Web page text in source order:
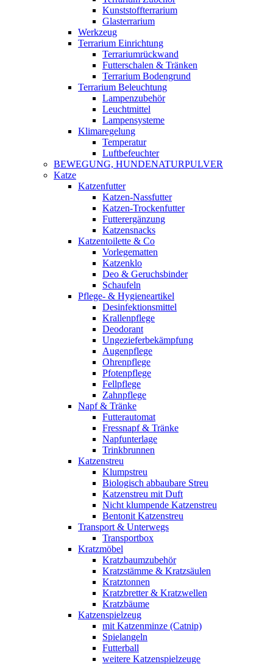
Kunststoffterrarium
Glasterrarium
Werkzeug
Terrarium Einrichtung
Terrariumrückwand
Futterschalen & Tränken
Terrarium Bodengrund
Terrarium Beleuchtung
Lampenzubehör
Leuchtmittel
Lampensysteme
Klimaregelung
Temperatur
Luftbefeuchter
BEWEGUNG, HUNDENATURPULVER
Katze
Katzenfutter
Katzen-Nassfutter
Katzen-Trockenfutter
Futterergänzung
Katzensnacks
Katzentoilette & Co
Vorlegematten
Katzenklo
Deo & Geruchsbinder
Schaufeln
Pflege- & Hygieneartikel
Desinfektionsmittel
Krallenpflege
Deodorant
Ungezieferbekämpfung
Augenpflege
Ohrenpflege
Pfotenpflege
Fellpflege
Zahnpflege
Napf & Tränke
Futterautomat
Fressnapf & Tränke
Napfunterlage
Trinkbrunnen
Katzenstreu
Klumpstreu
Biologisch abbaubare Streu
Katzenstreu mit Duft
Nicht klumpende Katzenstreu
Bentonit Katzenstreu
Transport & Unterwegs
Transportbox
Kratzmöbel
Kratzbaumzubehör
Kratzstämme & Kratzsäulen
Kratztonnen
Kratzbretter & Kratzwellen
Kratzbäume
Katzenspielzeug
mit Katzenminze (Catnip)
Spielangeln
Futterball
weitere Katzenspielzeuge